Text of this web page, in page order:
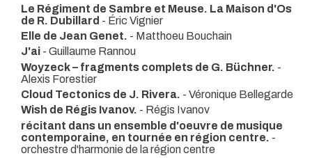
Le Régiment de Sambre et Meuse. La Maison d'Os
de R. Dubillard - Éric Vignier
Elle de Jean Genet. - Matthoeu Bouchain
J'ai - Guillaume Rannou
Woyzeck – fragments complets de G. Büchner. -
Alexis Forestier
Cloud Tectonics de J. Rivera. - Véronique Bellegarde
Wish de Régis Ivanov. - Régis Ivanov
récitant dans un ensemble d'oeuvre de musique
contemporaine, en tournée en région centre. -
orchestre d'harmonie de la région centre